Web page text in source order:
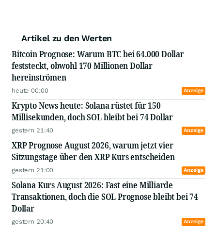
Artikel zu den Werten
Bitcoin Prognose: Warum BTC bei 64.000 Dollar
feststeckt, obwohl 170 Millionen Dollar
hereinströmen
heute 00:00 Anzeige
Krypto News heute: Solana rüstet für 150
Millisekunden, doch SOL bleibt bei 74 Dollar
gestern 21:40 Anzeige
XRP Prognose August 2026, warum jetzt vier
Sitzungstage über den XRP Kurs entscheiden
gestern 21:00 Anzeige
Solana Kurs August 2026: Fast eine Milliarde
Transaktionen, doch die SOL Prognose bleibt bei 74
Dollar
gestern 20:40 Anzeige